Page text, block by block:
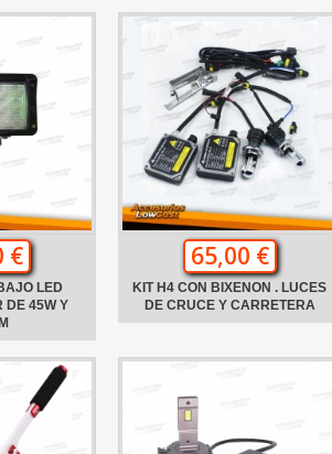
€
LED
DE 45W Y
65,00 €
KIT H4 CON BIXENON . LUCES
DE CRUCE Y CARRETERA